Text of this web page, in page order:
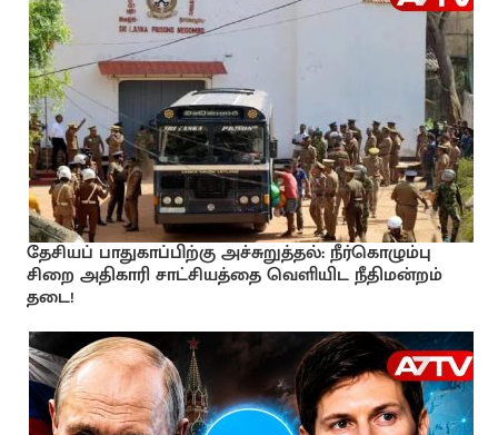
தேசியப் பாதுகாப்பிற்கு அச்சுறுத்தல்: நீர்கொழும்பு
சிறை அதிகாரி சாட்சியத்தை வெளியிட நீதிமன்றம்
தடை!